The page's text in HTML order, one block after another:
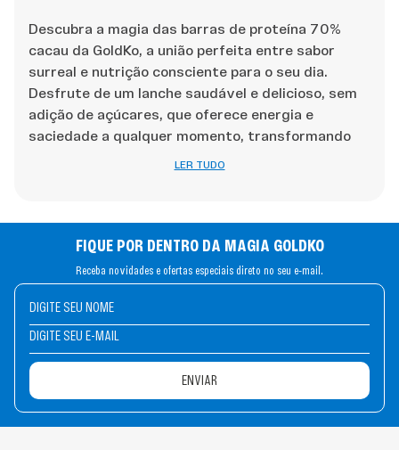
Descubra a magia das barras de proteína 70%
cacau da GoldKo, a união perfeita entre sabor
surreal e nutrição consciente para o seu dia.
Desfrute de um lanche saudável e delicioso, sem
adição de açúcares, que oferece energia e
saciedade a qualquer momento, transformando
Benefícios e usos das
barras de proteína
70% cacau
As barras de proteína 70% cacau da GoldKo são
uma celebração do prazer sem culpa,
cuidadosamente desenvolvidas para nutrir o
corpo e a alma. Elas oferecem uma solução prática
LER TUDO
FIQUE POR DENTRO DA MAGIA GOLDKO
Receba novidades e ofertas especiais direto no seu e-mail.
ENVIAR